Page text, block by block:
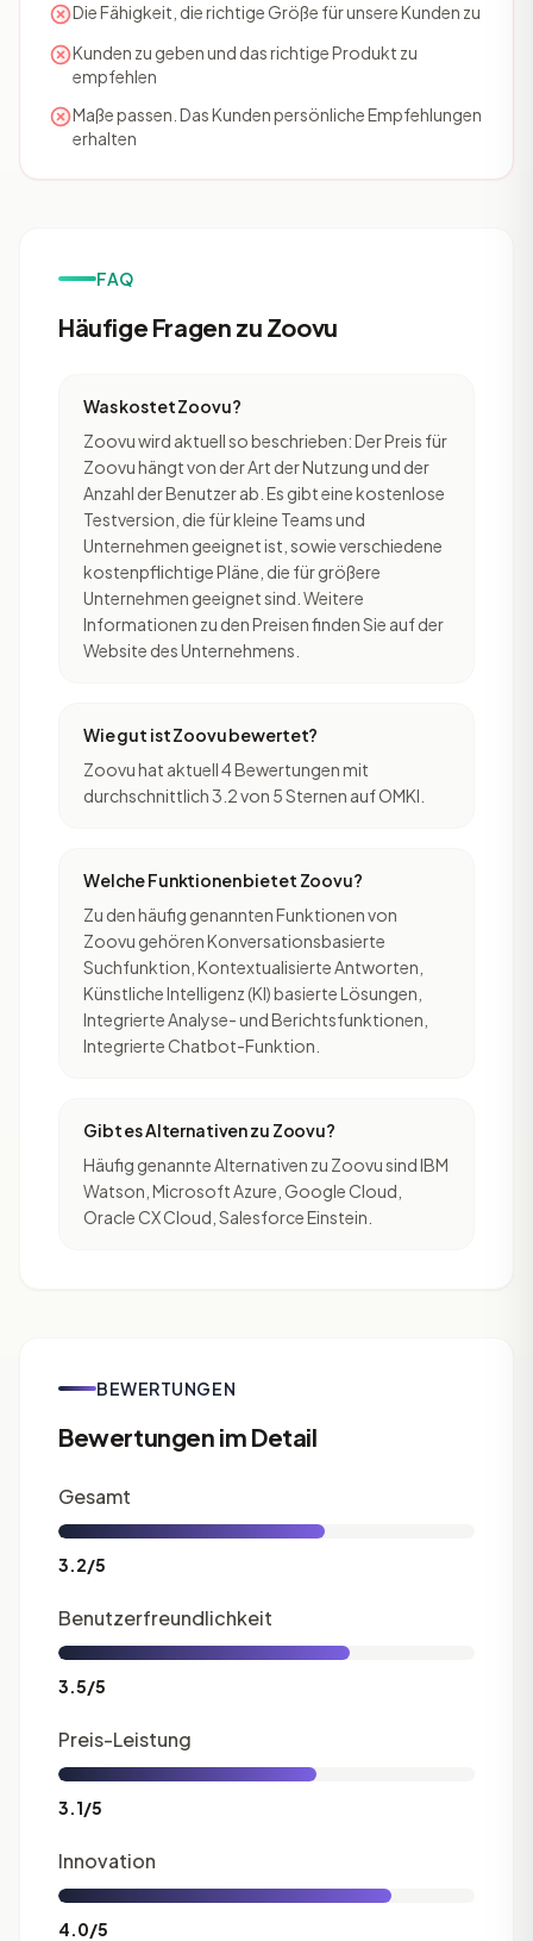
Die Fähigkeit, die richtige Größe für unsere Kunden zu
Kunden zu geben und das richtige Produkt zu
empfehlen
Maße passen. Das Kunden persönliche Empfehlungen
erhalten
FAQ
Häufige Fragen zu Zoovu
Was kostet Zoovu?
Zoovu wird aktuell so beschrieben: Der Preis für
Zoovu hängt von der Art der Nutzung und der
Anzahl der Benutzer ab. Es gibt eine kostenlose
Testversion, die für kleine Teams und
Unternehmen geeignet ist, sowie verschiedene
kostenpflichtige Pläne, die für größere
Unternehmen geeignet sind. Weitere
Informationen zu den Preisen finden Sie auf der
Website des Unternehmens.
Wie gut ist Zoovu bewertet?
Zoovu hat aktuell 4 Bewertungen mit
durchschnittlich 3.2 von 5 Sternen auf OMKI.
Welche Funktionen bietet Zoovu?
Zu den häufig genannten Funktionen von
Zoovu gehören Konversationsbasierte
Suchfunktion, Kontextualisierte Antworten,
Künstliche Intelligenz (KI) basierte Lösungen,
Integrierte Analyse- und Berichtsfunktionen,
Integrierte Chatbot-Funktion.
Gibt es Alternativen zu Zoovu?
Häufig genannte Alternativen zu Zoovu sind IBM
Watson, Microsoft Azure, Google Cloud,
Oracle CX Cloud, Salesforce Einstein.
BEWERTUNGEN
Bewertungen im Detail
Gesamt
3.2/5
Benutzerfreundlichkeit
3.5/5
Preis-Leistung
3.1/5
Innovation
4.0/5